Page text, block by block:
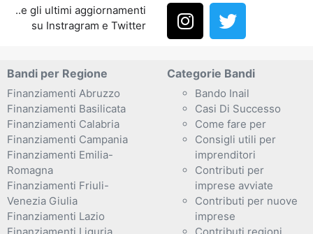
..e gli ultimi aggiornamenti
su Instragram e Twitter
Bandi per Regione
Finanziamenti Abruzzo
Finanziamenti Basilicata
Finanziamenti Calabria
Finanziamenti Campania
Finanziamenti Emilia-
Romagna
Finanziamenti Friuli-
Venezia Giulia
Finanziamenti Lazio
Finanziamenti Liguria
Categorie Bandi
Bando Inail
Casi Di Successo
Come fare per
Consigli utili per
imprenditori
Contributi per
imprese avviate
Contributi per nuove
imprese
Contributi regioni